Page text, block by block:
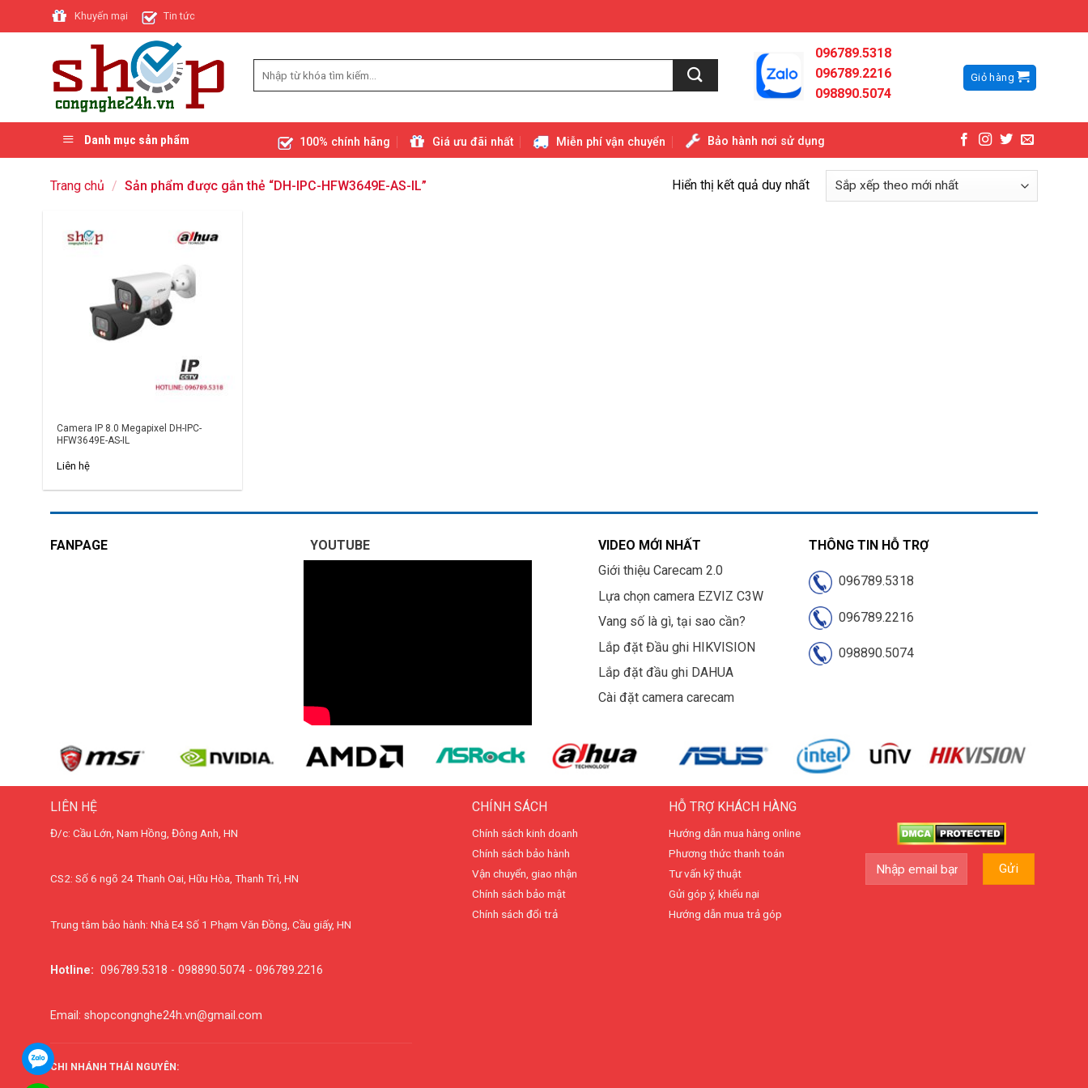
to
Khuyến mại Tin tức
096789.5318
096789.2216
098890.5074
Giỏ hàng
Danh mục sản phẩm 100% chính hãng Giá ưu đãi nhất Miễn phí vận chuyển Bảo hành nơi sử dụng
Trang chủ / Sản phẩm được gắn thẻ “DH-IPC-HFW3649E-AS-IL” Hiển thị kết quả duy nhất
Camera IP 8.0 Megapixel DH-IPC-
HFW3649E-AS-IL
Liên hệ
FANPAGE YOUTUBE
VIDEO MỚI NHẤT
Giới thiệu Carecam 2.0
Lựa chọn camera EZVIZ C3W
Vang số là gì, tại sao cần?
Lắp đặt Đầu ghi HIKVISION
Lắp đặt đầu ghi DAHUA
Cài đặt camera carecam
THÔNG TIN HỖ TRỢ
096789.5318
096789.2216
098890.5074
LIÊN HỆ
Đ/c: Cầu Lớn, Nam Hồng, Đông Anh, HN
CS2: Số 6 ngõ 24 Thanh Oai, Hữu Hòa, Thanh Trì, HN
Trung tâm bảo hành: Nhà E4 Số 1 Phạm Văn Đồng, Cầu giấy, HN
Hotline: 096789.5318 - 098890.5074 - 096789.2216
Email: shopcongnghe24h.vn@gmail.com
CHI NHÁNH THÁI NGUYÊN:
CHÍNH SÁCH
Chính sách kinh doanh
Chính sách bảo hành
Vận chuyển, giao nhận
Chính sách bảo mật
Chính sách đổi trả
HỖ TRỢ KHÁCH HÀNG
Hướng dẫn mua hàng online
Phương thức thanh toán
Tư vấn kỹ thuật
Gửi góp ý, khiếu nại
Hướng dẫn mua trả góp